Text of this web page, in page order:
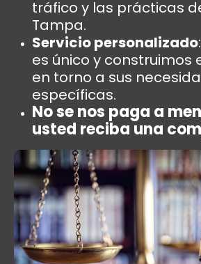
tráfico y las prácticas
Tampa.
Servicio personalizado
es único y construimos
en torno a sus
específicas.
No se nos paga a
usted reciba una